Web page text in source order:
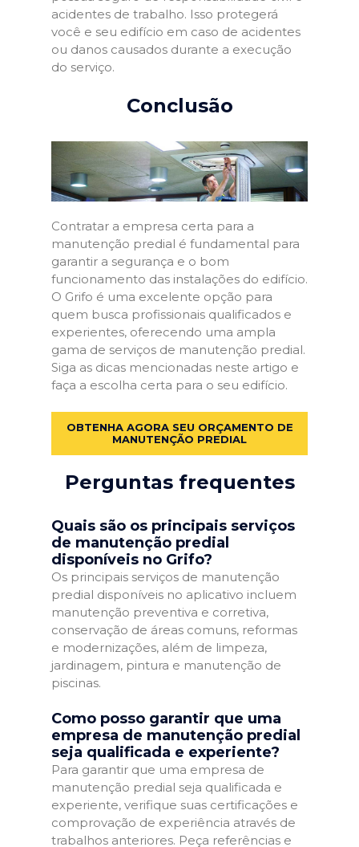
acidentes de trabalho. Isso protegerá
você e seu edifício em caso de acidentes
ou danos causados durante a execução
do serviço.
Conclusão
Contratar a empresa certa para a
manutenção predial é fundamental para
garantir a segurança e o bom
funcionamento das instalações do edifício.
O Grifo é uma excelente opção para
quem busca profissionais qualificados e
experientes, oferecendo uma ampla
gama de serviços de manutenção predial.
Siga as dicas mencionadas neste artigo e
faça a escolha certa para o seu edifício.
OBTENHA AGORA SEU ORÇAMENTO DE
MANUTENÇÃO PREDIAL
Perguntas frequentes
Quais são os principais serviços
de manutenção predial
disponíveis no Grifo?
Os principais serviços de manutenção
predial disponíveis no aplicativo incluem
manutenção preventiva e corretiva,
conservação de áreas comuns, reformas
e modernizações, além de limpeza,
jardinagem, pintura e manutenção de
piscinas.
Como posso garantir que uma
empresa de manutenção predial
seja qualificada e experiente?
Para garantir que uma empresa de
manutenção predial seja qualificada e
experiente, verifique suas certificações e
comprovação de experiência através de
trabalhos anteriores. Peça referências e